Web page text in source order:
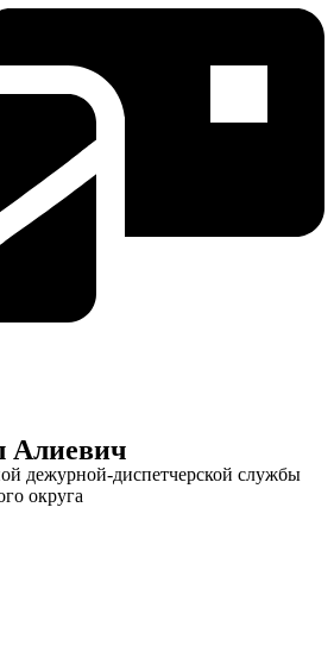
Алиевич
дежурной-диспетчерской службы
округа